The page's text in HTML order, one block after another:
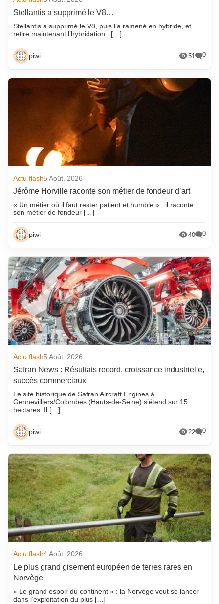
Stellantis a supprimé le V8…
Stellantis a supprimé le V8, puis l’a ramené en hybride, et
retire maintenant l’hybridation : […]
piwi 51 0
Actu flash5 Août. 2026
Jérôme Horville raconte son métier de fondeur d’art
« Un métier où il faut rester patient et humble » : il raconte
son métier de fondeur […]
piwi 40 0
Actu flash5 Août. 2026
Safran News : Résultats record, croissance industrielle,
succès commerciaux
Le site historique de Safran Aircraft Engines à
Gennevilliers/Colombes (Hauts-de-Seine) s’étend sur 15
hectares. Il […]
piwi 22 0
Actu flash4 Août. 2026
Le plus grand gisement européen de terres rares en
Norvège
« Le grand espoir du continent » : la Norvège veut se lancer
dans l’exploitation du plus […]